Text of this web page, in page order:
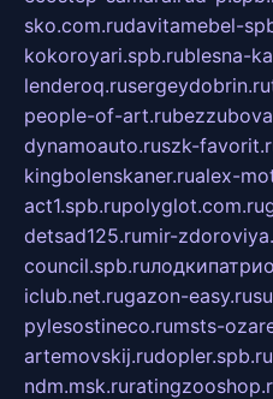
sko.com.rudavitamebel-
kokoroyari.spb.rublesna-
lenderoq.rusergeydobrin.ru
people-of-art.ru
dynamoauto.ruszk-
kingbolenskaner.rualex-
act1.spb.rupolyglot.com.ru
detsad125.rumir-
council.spb.ru
iclub.net.rugazon-easy.ru
pylesostineco.rumsts-
artemovskij.rudopler.spb.ru
ndm.msk.ru